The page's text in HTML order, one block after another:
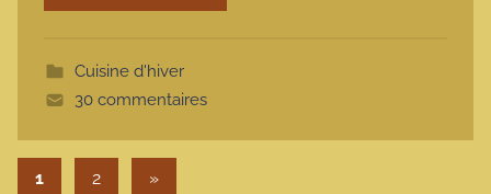
Cuisine d'hiver
30 commentaires
Pagination des publications
1 2 Articles suivants
»